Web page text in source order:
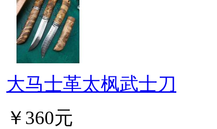
大马士革太枫武士刀
￥360元